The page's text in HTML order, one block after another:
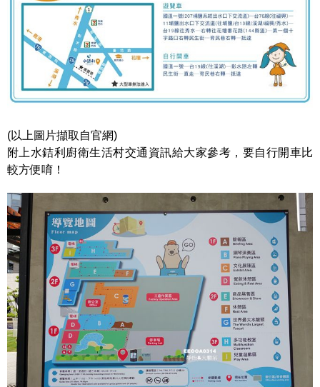
(以上圖片擷取自官網)
附上水銡利廚衛生活村交通資訊給大家參考，要自行開車比
較方便唷！